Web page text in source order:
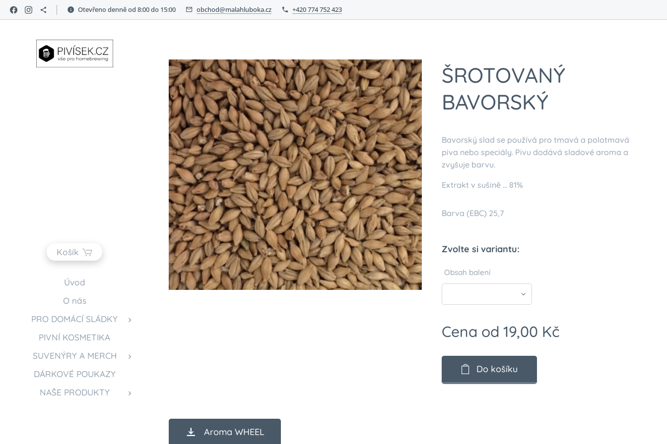
Otevřeno denně od 8:00 do 15:00 obchod@malahluboka.cz +420 774 752 423
Košík
Úvod
O nás
PRO DOMÁCÍ SLÁDKY
PIVNÍ KOSMETIKA
SUVENÝRY A MERCH
DÁRKOVÉ POUKAZY
NAŠE PRODUKTY
ŠROTOVANÝ
BAVORSKÝ
Bavorský slad se používá pro tmavá a polotmavá
piva nebo speciály. Pivu dodává sladové aroma a
zvyšuje barvu.
Extrakt v sušině ... 81%
Barva (EBC) 25,7
Zvolte si variantu:
Obsah balení
Cena od19,00 Kč
Do košíku
Aroma WHEEL